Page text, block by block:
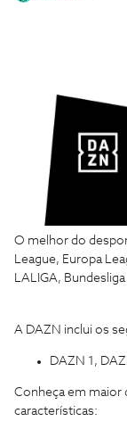
O melhor do
League, Europa
LALIGA,
A DAZN inclui os
DAZN 1,
Conheça em maior
características: